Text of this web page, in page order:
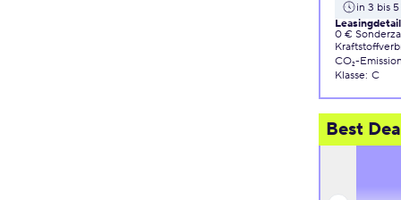
in 3 bis
0 €
CO₂-
Klasse: C
Best